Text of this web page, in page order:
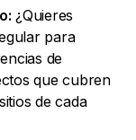
¿Quieres
para
de
que cubren
de cada